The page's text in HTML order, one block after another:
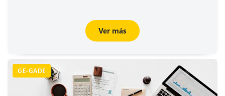
Ver más
GE-GADE